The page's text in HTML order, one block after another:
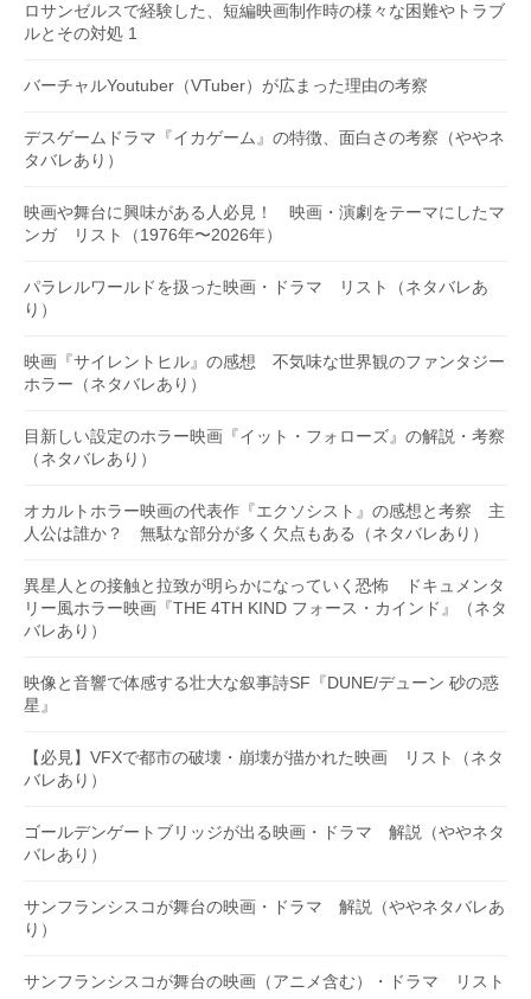
ロサンゼルスで経験した、短編映画制作時の様々な困難やトラブ
ルとその対処 1
バーチャルYoutuber（VTuber）が広まった理由の考察
デスゲームドラマ『イカゲーム』の特徴、面白さの考察（ややネ
タバレあり）
映画や舞台に興味がある人必見！ 映画・演劇をテーマにしたマ
ンガ リスト（1976年〜2026年）
パラレルワールドを扱った映画・ドラマ リスト（ネタバレあ
り）
映画『サイレントヒル』の感想 不気味な世界観のファンタジー
ホラー（ネタバレあり）
目新しい設定のホラー映画『イット・フォローズ』の解説・考察
（ネタバレあり）
オカルトホラー映画の代表作『エクソシスト』の感想と考察 主
人公は誰か？ 無駄な部分が多く欠点もある（ネタバレあり）
異星人との接触と拉致が明らかになっていく恐怖 ドキュメンタ
リー風ホラー映画『THE 4TH KIND フォース・カインド』（ネタ
バレあり）
映像と音響で体感する壮大な叙事詩SF『DUNE/デューン 砂の惑
星』
【必見】VFXで都市の破壊・崩壊が描かれた映画 リスト（ネタ
バレあり）
ゴールデンゲートブリッジが出る映画・ドラマ 解説（ややネタ
バレあり）
サンフランシスコが舞台の映画・ドラマ 解説（ややネタバレあ
り）
サンフランシスコが舞台の映画（アニメ含む）・ドラマ リスト